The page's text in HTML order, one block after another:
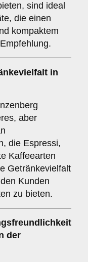
sind ideal
die einen
kompaktem
in
aber
die Espressi,
Kaffeearten
Getränkevielfalt
Kunden
zu bieten.
der